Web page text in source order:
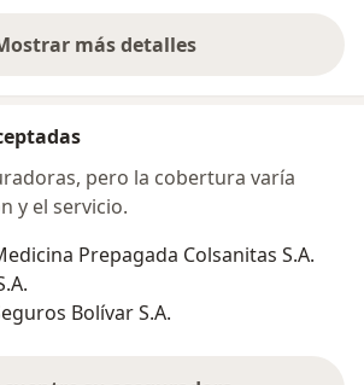
más detalles
sobre la dirección
pero la cobertura varía
y el servicio.
Prepagada Colsanitas S.A.
Bolívar S.A.